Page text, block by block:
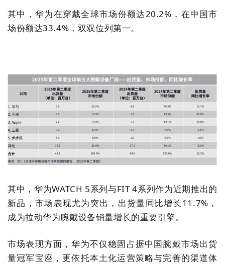
其中，华为在穿戴全球市场份额达20.2% ，在中国市
场份额达33.4% ，双双位列第一。
其中，华为WATCH 5系列与FIT 4系列作为近期推出的
新品，市场表现尤为突出，出货量同比增长11.7% ，
成为拉动华为腕戴设备销量增长的重要引擎。
市场表现方面，华为不仅稳固占据中国腕戴市场出货
量冠军宝座，更依托本土化运营策略与完善的渠道体